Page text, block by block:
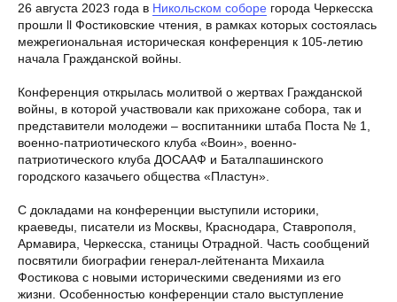
26 августа 2023 года в Никольском соборе города Черкесска
прошли ll Фостиковские чтения, в рамках которых состоялась
межрегиональная историческая конференция к 105-летию
начала Гражданской войны.
Конференция открылась молитвой о жертвах Гражданской
войны, в которой участвовали как прихожане собора, так и
представители молодежи – воспитанники штаба Поста № 1,
военно-патриотического клуба «Воин», военно-
патриотического клуба ДОСААФ и Баталпашинского
городского казачьего общества «Пластун».
С докладами на конференции выступили историки,
краеведы, писатели из Москвы, Краснодара, Ставрополя,
Армавира, Черкесска, станицы Отрадной. Часть сообщений
посвятили биографии генерал-лейтенанта Михаила
Фостикова с новыми историческими сведениями из его
жизни. Особенностью конференции стало выступление